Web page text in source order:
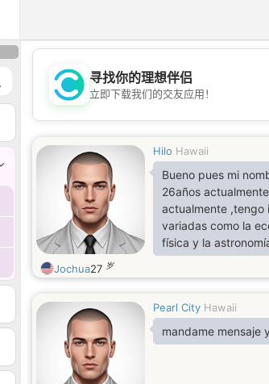
💖
寻找你的理想伴侣
立即下载我们的交友应用！
Hilo Hawaii
Bueno pues mi
26años
actualmente ,tengo
variadas como la
física y la
pacífica y me
la música
Jochua27 岁
Pearl City Hawaii
mandame mensaje